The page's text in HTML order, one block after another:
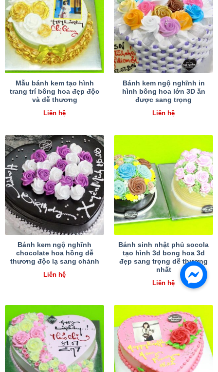
Mẫu bánh kem tạo hình
trang trí bông hoa đẹp độc
và dễ thương
Liên hệ
Bánh kem ngộ nghĩnh in
hình bông hoa lớn 3D ăn
được sang trọng
Liên hệ
Bánh kem ngộ nghĩnh
chocolate hoa hồng dễ
thương độc lạ sang chảnh
Liên hệ
Bánh sinh nhật phủ socola
tạo hình 3d bong hoa 3d
đẹp sang trọng dễ thương
nhất
Liên hệ